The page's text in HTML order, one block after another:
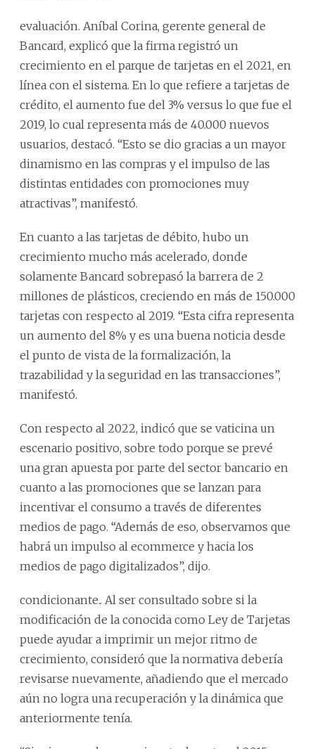
evaluación. Aníbal Corina, gerente general de
Bancard, explicó que la firma registró un
crecimiento en el parque de tarjetas en el 2021, en
línea con el sistema. En lo que refiere a tarjetas de
crédito, el aumento fue del 3% versus lo que fue el
2019, lo cual representa más de 40.000 nuevos
usuarios, destacó. “Esto se dio gracias a un mayor
dinamismo en las compras y el impulso de las
distintas entidades con promociones muy
atractivas”, manifestó.
En cuanto a las tarjetas de débito, hubo un
crecimiento mucho más acelerado, donde
solamente Bancard sobrepasó la barrera de 2
millones de plásticos, creciendo en más de 150.000
tarjetas con respecto al 2019. “Esta cifra representa
un aumento del 8% y es una buena noticia desde
el punto de vista de la formalización, la
trazabilidad y la seguridad en las transacciones”,
manifestó.
Con respecto al 2022, indicó que se vaticina un
escenario positivo, sobre todo porque se prevé
una gran apuesta por parte del sector bancario en
cuanto a las promociones que se lanzan para
incentivar el consumo a través de diferentes
medios de pago. “Además de eso, observamos que
habrá un impulso al ecommerce y hacia los
medios de pago digitalizados”, dijo.
condicionante.. Al ser consultado sobre si la
modificación de la conocida como Ley de Tarjetas
puede ayudar a imprimir un mejor ritmo de
crecimiento, consideró que la normativa debería
revisarse nuevamente, añadiendo que el mercado
aún no logra una recuperación y la dinámica que
anteriormente tenía.